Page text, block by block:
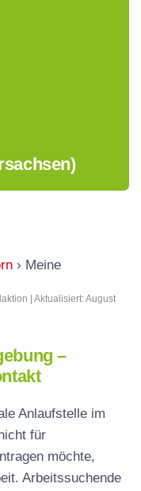
› Meine
| Aktualisiert: August
–
Anlaufstelle im
für
möchte,
Arbeitssuchende